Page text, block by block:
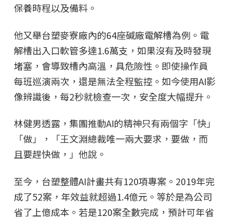
保養時程以及備料。
他又舉台塑麥寮廠內的64座碱廠電解槽為例。電
解槽出入口軟管多達1.6萬支，如果沒有及時發現
堵塞，會導致槽內高溫，具危險性。即使操作員
每班巡演兩次，還是無法全程監控。如今使用AI影
像辨識後，每2秒就檢查一次，安全度大幅提升。
林健男透露，集團推動AI的精神只有兩個字「快」
「做」，「王文淵總裁唯一兩大要求，要做，而
且要趕快做，」他說。
至今，台塑整體AI計畫共有120項專案。2019年完
成了52案，年效益就超過1.4億元。等於是為公司
省了上億成本。若是120案全數完成，預計可年省